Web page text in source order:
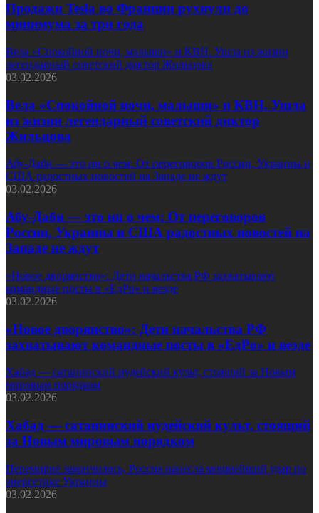
Продажи Tesla во Франции рухнули до
минимума за три года
Вела «Спокойной ночи, малыши» и КВН. Ушла из жизни
легендарный советский диктор Жильцова
03.02.2026
Вела «Спокойной ночи, малыши» и КВН. Ушла
из жизни легендарный советский диктор
Жильцова
Абу-Даби — это ни о чем: От переговоров России, Украины и
США радостных новостей на Западе не ждут
03.02.2026
Абу-Даби — это ни о чем: От переговоров
России, Украины и США радостных новостей на
Западе не ждут
«Новое дворянство»: Дети начальства РФ захватывают
командные посты в «ЕдРо» и везде
03.02.2026
«Новое дворянство»: Дети начальства РФ
захватывают командные посты в «ЕдРо» и везде
Хабад — сатанинский иудейский культ, стоящий за Новым
мировым порядком
03.02.2026
Хабад — сатанинский иудейский культ, стоящий
за Новым мировым порядком
Перемирие закончилось, Россия нанесла мощнейший удар по
энергетике Украины
03.02.2026